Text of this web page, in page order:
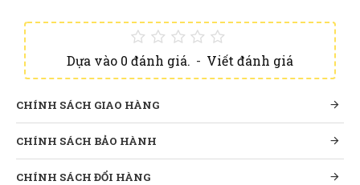
Dựa vào 0 đánh giá. - Viết đánh giá
CHÍNH SÁCH GIAO HÀNG
CHÍNH SÁCH BẢO HÀNH
CHÍNH SÁCH ĐỔI HÀNG